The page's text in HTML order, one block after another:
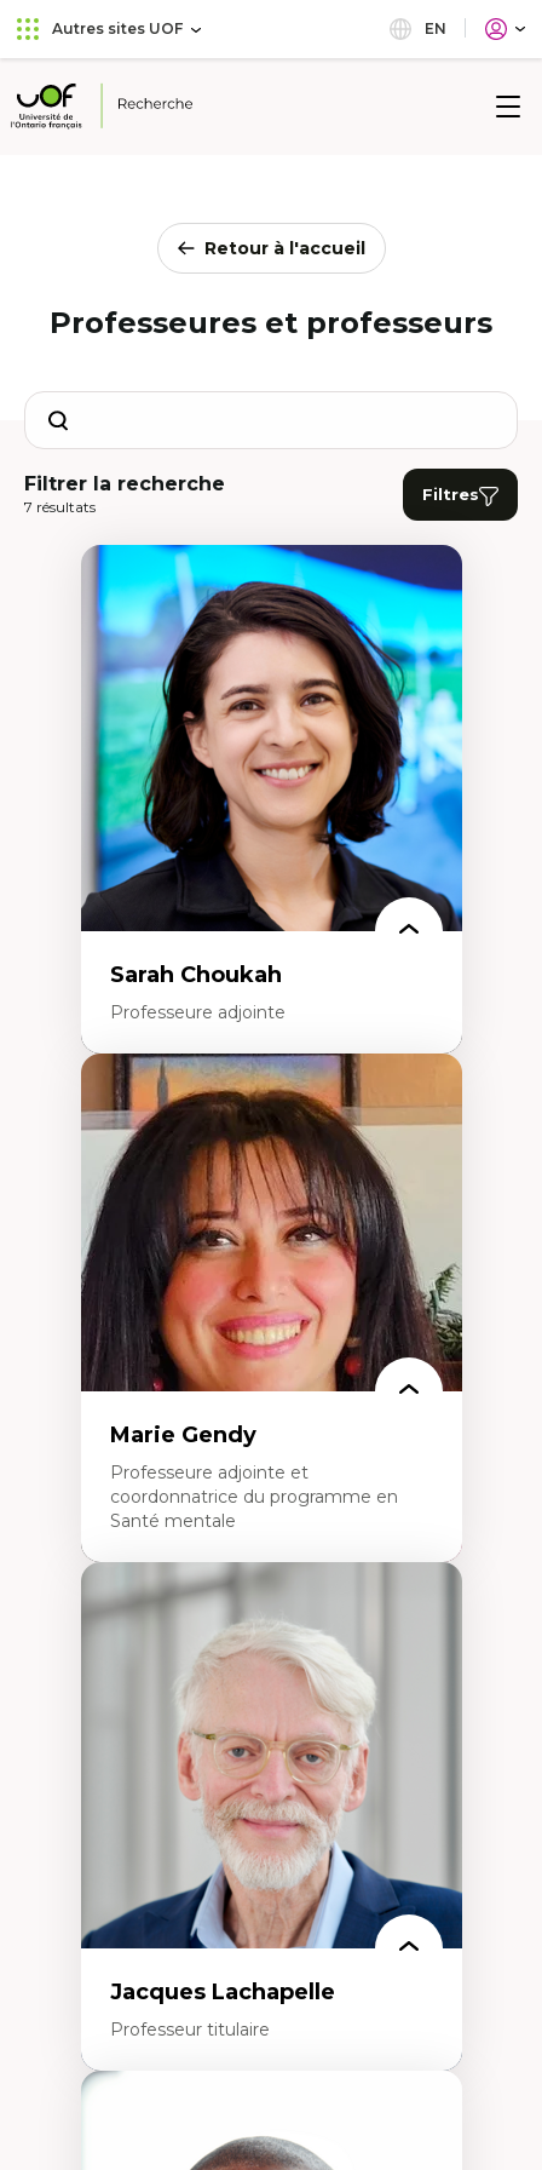
Aller
au
principal
Passer
au
Autres sites UOF EN
Université
Retour à l'accueil
Professeures et professeurs
Search
Filtrer la recherche
7 résultats
Filtres
Sarah Choukah
Professeure adjointe
Expertises
Démocratisation des nouvelles
technologies et biotechnologies
Données ouvertes
Bioart, programmation et électronique
Histoire sociale et culturelle des
technologies numériques
Résistances et droits numériques
Internet des objets
Métavers
Problématiques relatives à l’intelligence
artificielle, l’apprentissage machine et les
hautes technologies
Féminismes et nouvelles technologies
Marie Gendy
Professeure adjointe et
coordonnatrice du programme en
Santé mentale
Expertises
Neuropsychiatrie et neurosciences
Direction d'essais cliniques
Analyse des politiques et pratiques en santé
mentale
Développement de protocoles d'essais
cliniques
Collaboration interfonctionnelle
Leadership en recherche clinique
Développement de cadres politiques
Collaboration avec des entreprises
pharmaceutiques
Rédaction de publications et de rapports
Enseignement et mentorat
Jacques Lachapelle
Professeur titulaire
Histoire de l'architecture et de la ville,
notamment au Canada